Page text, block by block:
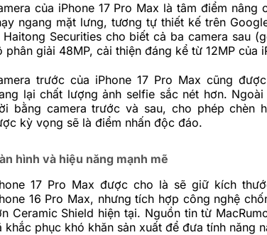
của iPhone 17 Pro Max là tâm điểm
ngang mặt lưng, tương tự thiết kế trên
Securities cho biết cả ba camera sau
phân giải 48MP, cải thiện đáng kể từ 12MP của
trước của iPhone 17 Pro Max cũng
lại chất lượng ảnh selfie sắc nét hơn.
bằng camera trước và sau, cho phép chèn
kỳ vọng sẽ là điểm nhấn độc đáo.
hình và hiệu năng mạnh mẽ
17 Pro Max được cho là sẽ giữ kích
16 Pro Max, nhưng tích hợp công nghệ
Ceramic Shield hiện tại. Nguồn tin từ
khắc phục khó khăn sản xuất để đưa tính năng